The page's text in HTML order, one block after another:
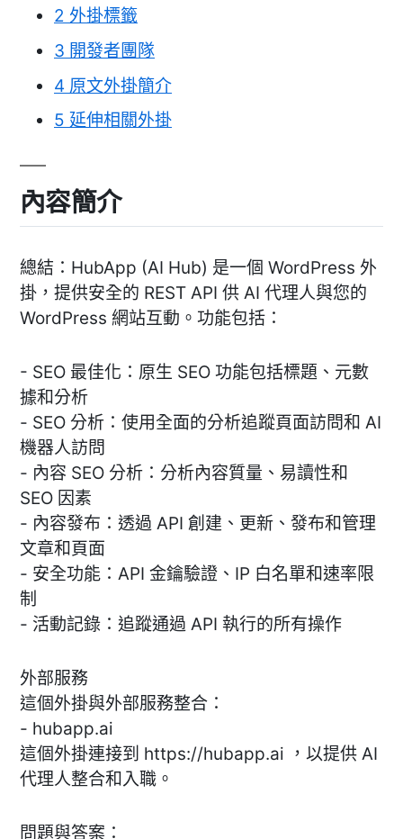
2 外掛標籤
3 開發者團隊
4 原文外掛簡介
5 延伸相關外掛
內容簡介
總結：HubApp (AI Hub) 是一個 WordPress 外
掛，提供安全的 REST API 供 AI 代理人與您的
WordPress 網站互動。功能包括：
- SEO 最佳化：原生 SEO 功能包括標題、元數
據和分析
- SEO 分析：使用全面的分析追蹤頁面訪問和 AI
機器人訪問
- 內容 SEO 分析：分析內容質量、易讀性和
SEO 因素
- 內容發布：透過 API 創建、更新、發布和管理
文章和頁面
- 安全功能：API 金鑰驗證、IP 白名單和速率限
制
- 活動記錄：追蹤通過 API 執行的所有操作
外部服務
這個外掛與外部服務整合：
- hubapp.ai
這個外掛連接到 https://hubapp.ai ，以提供 AI
代理人整合和入職。
問題與答案：